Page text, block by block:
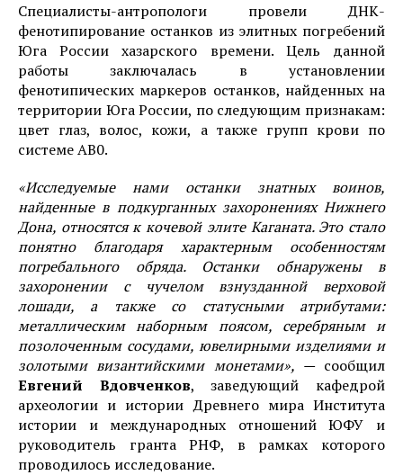
Специалисты-антропологи провели ДНК-
фенотипирование останков из элитных погребений
Юга России хазарского времени. Цель данной
работы заключалась в установлении
фенотипических маркеров останков, найденных на
территории Юга России, по следующим признакам:
цвет глаз, волос, кожи, а также групп крови по
системе АВ0.
«Исследуемые нами останки знатных воинов,
найденные в подкурганных захоронениях Нижнего
Дона, относятся к кочевой элите Каганата. Это стало
понятно благодаря характерным особенностям
погребального обряда. Останки обнаружены в
захоронении с чучелом взнузданной верховой
лошади, а также со статусными атрибутами:
металлическим наборным поясом, серебряным и
позолоченным сосудами, ювелирными изделиями и
золотыми византийскими монетами», —сообщил
Евгений Вдовченков, заведующий кафедрой
археологии и истории Древнего мира Института
истории и международных отношений ЮФУ и
руководитель гранта РНФ, в рамках которого
проводилось исследование.